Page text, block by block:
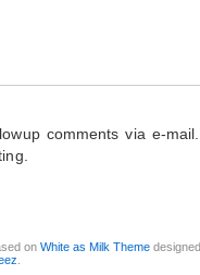
comments via e-
onWhite as Milk Theme